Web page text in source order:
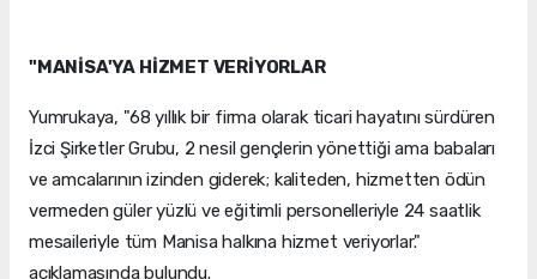
"MANİSA'YA HİZMET VERİYORLAR
Yumrukaya, "68 yıllık bir firma olarak ticari hayatını sürdüren
İzci Şirketler Grubu, 2 nesil gençlerin yönettiği ama babaları
ve amcalarının izinden giderek; kaliteden, hizmetten ödün
vermeden güler yüzlü ve eğitimli personelleriyle 24 saatlik
mesaileriyle tüm Manisa halkına hizmet veriyorlar."
açıklamasında bulundu.